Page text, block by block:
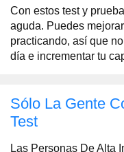
Con estos test y
aguda. Puedes
practicando, así que
día e incrementar tu
Sólo La Gente
Test
Las Personas De Alta